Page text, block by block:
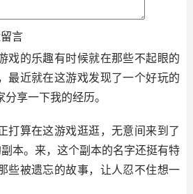
言
戏的乐趣有时候就在那些不起眼的
最近就在这游戏发现了一个好玩的
享一下我的经历。
打算在这游戏逛逛，无意间来到了
副本。来，这个副本的名字还挺有特
些被遗忘的故事，让人忍不住想一